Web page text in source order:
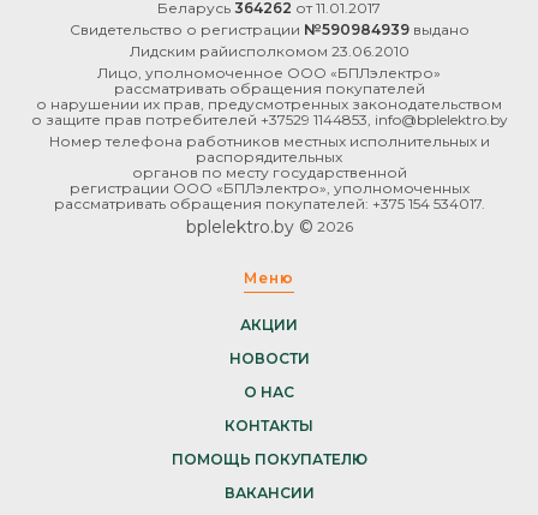
Беларусь 364262 от 11.01.2017
Свидетельство о регистрации №590984939выдано
Лидским райисполкомом 23.06.2010
Лицо, уполномоченное ООО «БПЛэлектро»
рассматривать обращения покупателей
о нарушении их прав, предусмотренных законодательством
о защите прав потребителей +37529 1144853, info@bplelektro.by
Номер телефона работников местных исполнительных и
распорядительных
органов по месту государственной
регистрации ООО «БПЛэлектро», уполномоченных
рассматривать обращения покупателей: +375 154 534017.
bplelektro.by © 2026
Меню
АКЦИИ
НОВОСТИ
О НАС
КОНТАКТЫ
ПОМОЩЬ ПОКУПАТЕЛЮ
ВАКАНСИИ